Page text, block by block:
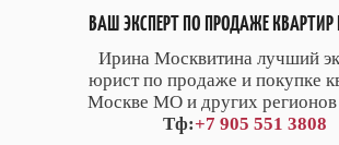
ВАШ ЭКСПЕРТ ПО ПРОДАЖЕ КВАРТИР
Ирина Москвитина лучший
юрист по продаже и покупке
Москве МО и других регионов
Тф:+7 905 551 3808